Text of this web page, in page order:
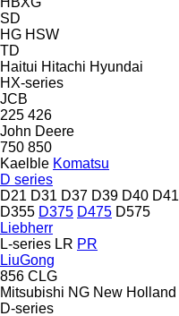
SD
HG HSW
TD
Haitui Hitachi Hyundai
HX-series
JCB
225 426
John Deere
750 850
Kaelble Komatsu
D series
D21 D31 D37 D39 D40 D41
D355 D375 D475 D575
Liebherr
L-series LR PR
LiuGong
856 CLG
Mitsubishi NG New Holland
D-series